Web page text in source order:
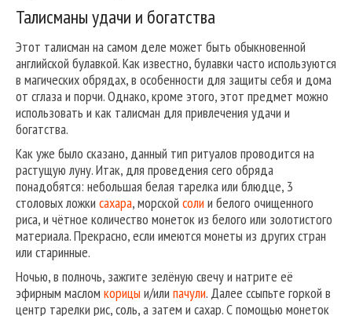
Талисманы удачи и богатства
Этот талисман на самом деле может быть обыкновенной
английской булавкой. Как известно, булавки часто используются
в магических обрядах, в особенности для защиты себя и дома
от сглаза и порчи. Однако, кроме этого, этот предмет можно
использовать и как талисман для привлечения удачи и
богатства.
Как уже было сказано, данный тип ритуалов проводится на
растущую луну. Итак, для проведения сего обряда
понадобятся: небольшая белая тарелка или блюдце, 3
столовых ложки сахара, морской соли и белого очищенного
риса, и чётное количество монеток из белого или золотистого
материала. Прекрасно, если имеются монеты из других стран
или старинные.
Ночью, в полночь, зажгите зелёную свечу и натрите её
эфирным маслом корицы и/или пачули. Далее ссыпьте горкой в
центр тарелки рис, соль, а затем и сахар. С помощью монеток